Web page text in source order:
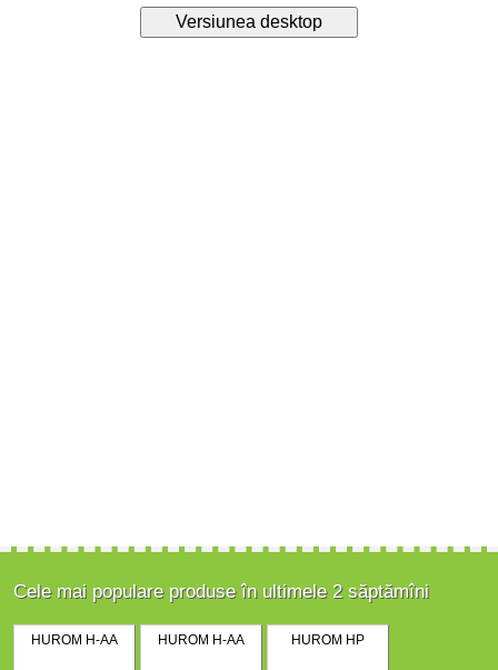
Cele mai populare produse în ultimele 2 săptămîni
HUROM H-AA HUROM H-AA HUROM HP